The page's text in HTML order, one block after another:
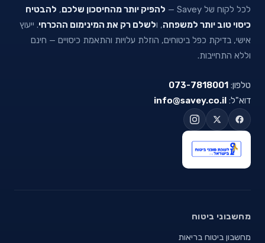
לכל לקוח של Savey —
להפיק יותר מהחיסכון שלכם, להבטיח
כיסוי טוב יותר למשפחה, ולשלם רק את המינימום ההכרחי. ייעוץ
אישי, בדיקת כפל ביטוחים, הוזלת עלויות והתאמת כיסויים — חינם
וללא התחייבות.
טלפון: 073-7818001
דוא"ל: info@savey.co.il
מחשבוני ביטוח
מחשבון ביטוח בריאות